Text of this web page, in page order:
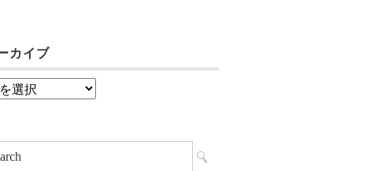
カイブ